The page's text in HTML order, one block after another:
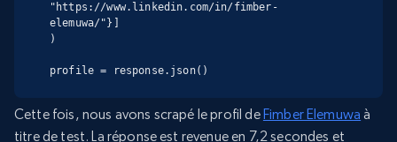
"https://www.linkedin.com/in/fimber-
elemuwa/"}]
)
profile = response.json()
Cette fois, nous avons scrapé le profil deFimber Elemuwa à
titre de test. La réponse est revenue en 7,2 secondes et